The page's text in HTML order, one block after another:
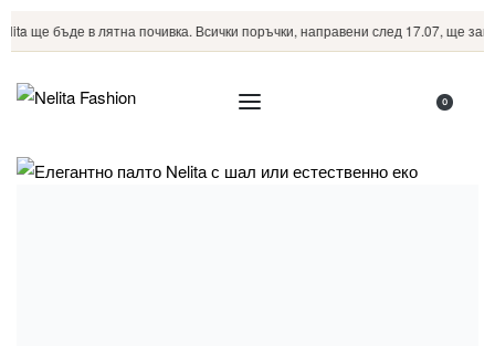
ще бъде в лятна почивка. Всички поръчки, направени след 17.07, ще
0